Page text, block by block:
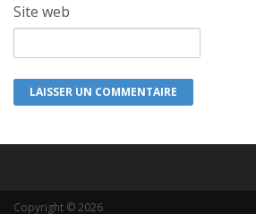
Site web
Copyright © 2026